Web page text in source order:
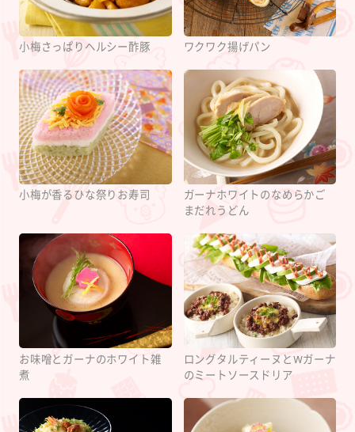
小梅さっぱりヘルシー酢豚 ワクワク揚げパン
小梅が香るひな祭りお寿司
ガーナホワイトのなめらかご
まだれうどん
お味噌とガーナのホワイト雑
煮
ロングタルティーヌとWガーナ
のミートソースドリア